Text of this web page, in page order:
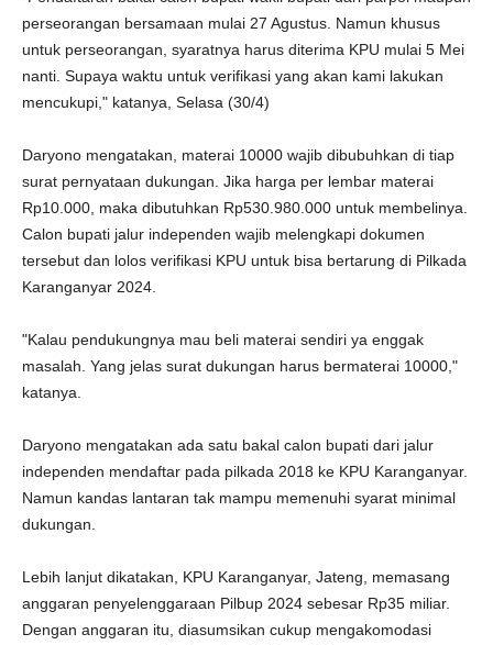
perseorangan bersamaan mulai 27 Agustus. Namun khusus
untuk perseorangan, syaratnya harus diterima KPU mulai 5 Mei
nanti. Supaya waktu untuk verifikasi yang akan kami lakukan
mencukupi," katanya, Selasa (30/4)
Daryono mengatakan, materai 10000 wajib dibubuhkan di tiap
surat pernyataan dukungan. Jika harga per lembar materai
Rp10.000, maka dibutuhkan Rp530.980.000 untuk membelinya.
Calon bupati jalur independen wajib melengkapi dokumen
tersebut dan lolos verifikasi KPU untuk bisa bertarung di Pilkada
Karanganyar 2024.
"Kalau pendukungnya mau beli materai sendiri ya enggak
masalah. Yang jelas surat dukungan harus bermaterai 10000,"
katanya.
Daryono mengatakan ada satu bakal calon bupati dari jalur
independen mendaftar pada pilkada 2018 ke KPU Karanganyar.
Namun kandas lantaran tak mampu memenuhi syarat minimal
dukungan.
Lebih lanjut dikatakan, KPU Karanganyar, Jateng, memasang
anggaran penyelenggaraan Pilbup 2024 sebesar Rp35 miliar.
Dengan anggaran itu, diasumsikan cukup mengakomodasi